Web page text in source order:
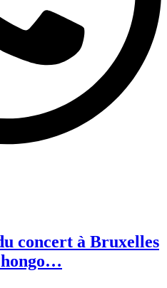
concert à Bruxelles